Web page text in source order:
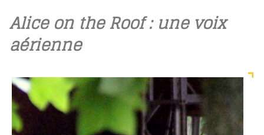
Alice on the Roof : une voix
aérienne